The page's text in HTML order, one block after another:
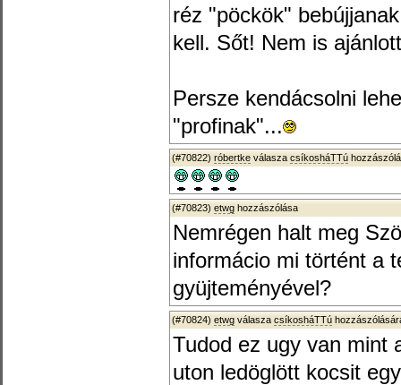
réz "pöckök"
kell. Sőt! Nem is
Persze kendácsolni
"profinak"...
(#70822) róbertke válasza csíkosháTTú
(#70823) etwg hozzászólása
Nemrégen halt meg
informácio mi történt a
gyüjteményével?
(#70824) etwg válasza csíkosháTTú
Tudod ez ugy van mint
uton ledöglött kocsit